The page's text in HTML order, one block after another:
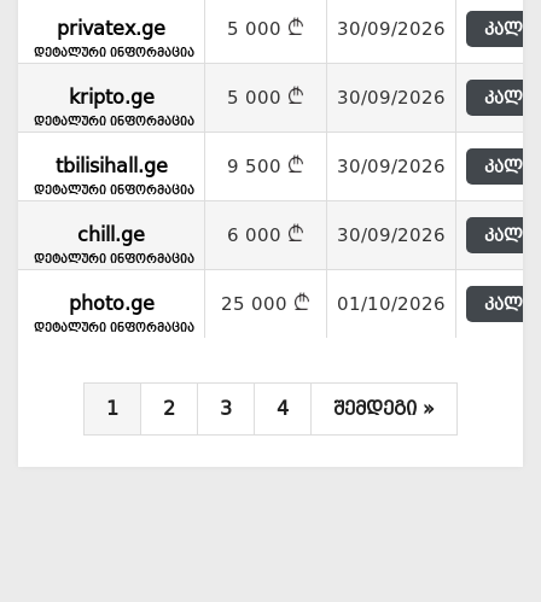
privatex.ge
დეტალური ინფორმაცია
5 000 30/09/2026
kripto.ge
დეტალური ინფორმაცია
5 000 30/09/2026
tbilisihall.ge
დეტალური ინფორმაცია
9 500 30/09/2026
chill.ge
დეტალური ინფორმაცია
6 000 30/09/2026
photo.ge
დეტალური ინფორმაცია
25 000 01/10/2026
1 2 3 4 შემდეგი »